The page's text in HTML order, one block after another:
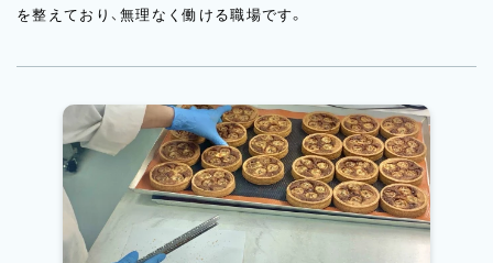
を整えており、無理なく働ける職場です。